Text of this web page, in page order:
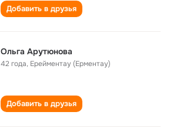
Добавить в друзья
Ольга Арутюнова
42 года, Ерейментау (Ерментау)
Добавить в друзья